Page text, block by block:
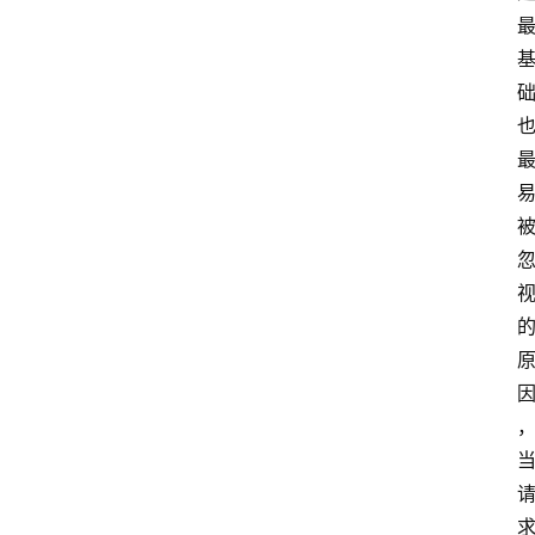
最
基
础
也
最
易
被
忽
视
的
原
因
，
当
请
求